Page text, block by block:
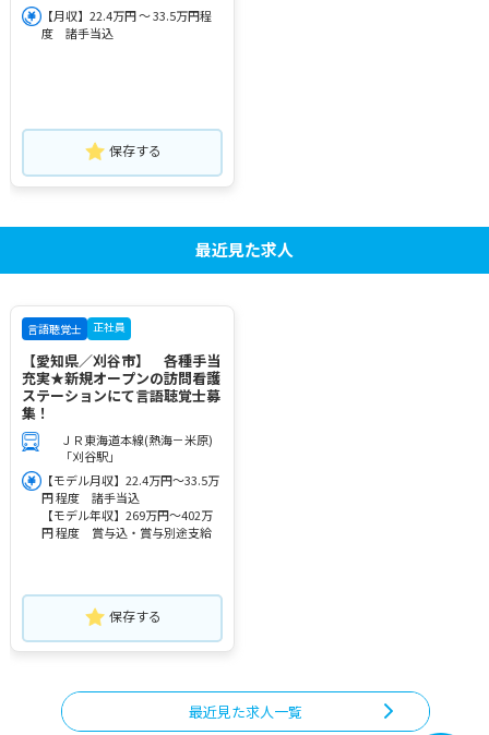
【月収】22.4万円 ～ 33.5万円程
度 諸手当込
保存する
最近見た求人
言語聴覚士 正社員
【愛知県／刈谷市】 各種手当
充実★新規オープンの訪問看護
ステーションにて言語聴覚士募
集！
ＪＲ東海道本線(熱海－米原)
「刈谷駅」
【モデル月収】22.4万円～33.5万
円 程度 諸手当込
【モデル年収】269万円～402万
円 程度 賞与込・賞与別途支給
保存する
最近見た求人一覧